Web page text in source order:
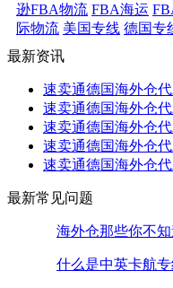
逊FBA物流 FBA海运
际物流 美国专线 德国专
最新资讯
速卖通德国海外仓
速卖通德国海外仓
速卖通德国海外仓
速卖通德国海外仓
速卖通德国海外仓
最新常见问题
海外仓那些你不
什么是中英卡航专